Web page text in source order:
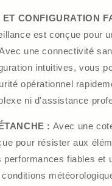
CONFIGURATION
est conçue pour
une connectivité
intuitives, vous
opérationnel
ni d'assistance
: Avec une
pour résister aux
performances fiables et